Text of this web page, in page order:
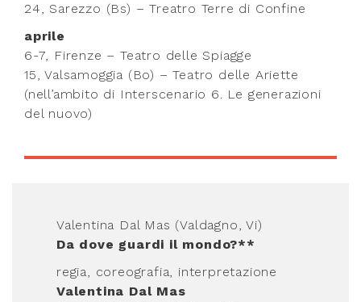
24, Sarezzo (Bs) – Treatro Terre di Confine
aprile
6-7, Firenze – Teatro delle Spiagge
15, Valsamoggia (Bo) – Teatro delle Ariette
(nell’ambito di Interscenario 6. Le generazioni
del nuovo)
Valentina Dal Mas (Valdagno, Vi)
Da dove guardi il mondo?**
regia, coreografia, interpretazione
Valentina Dal Mas